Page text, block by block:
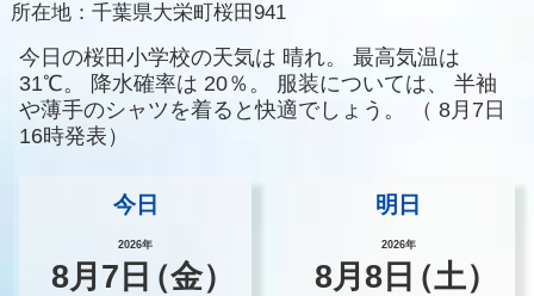
所在地： 千葉県大栄町桜田941
今日の桜田小学校の天気は 晴れ。
最高気温は
31℃。
降水確率は 20％。 服装については、
半袖
や薄手のシャツを着ると快適でしょう。
（ 8月7日
16時発表）
今日
2026年
8月 7 日（金）
明日
2026年
8月8 日（土）